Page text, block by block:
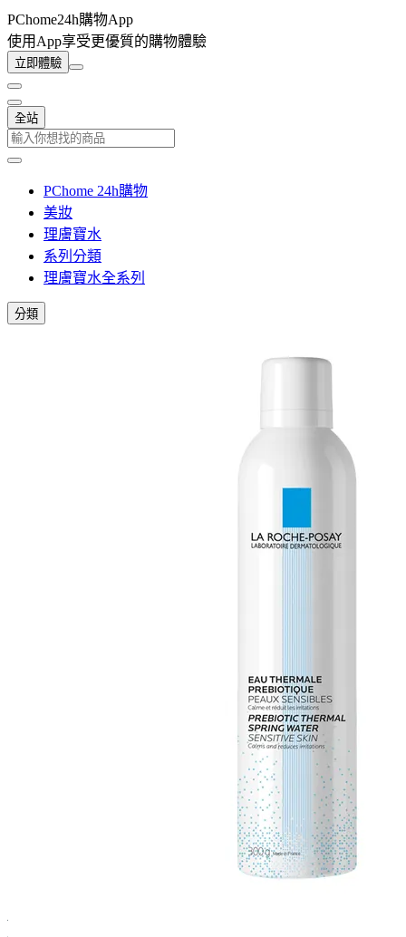
PChome24h購物App
使用App享受更優質的購物體驗
立即體驗
全站
PChome 24h購物
美妝
理膚寶水
系列分類
理膚寶水全系列
分類